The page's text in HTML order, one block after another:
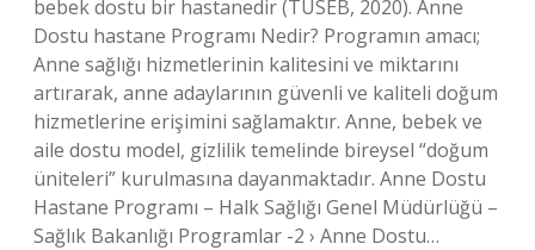
bebek dostu bir hastanedir (TÜSEB, 2020). Anne
Dostu hastane Programı Nedir? Programın amacı;
Anne sağlığı hizmetlerinin kalitesini ve miktarını
artırarak, anne adaylarının güvenli ve kaliteli doğum
hizmetlerine erişimini sağlamaktır. Anne, bebek ve
aile dostu model, gizlilik temelinde bireysel “doğum
üniteleri” kurulmasına dayanmaktadır. Anne Dostu
Hastane Programı – Halk Sağlığı Genel Müdürlüğü –
Sağlık Bakanlığı Programlar -2 › Anne Dostu…